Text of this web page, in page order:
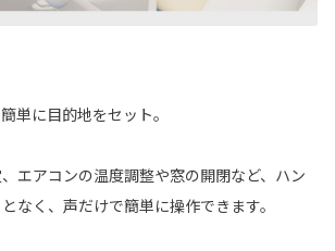
単に目的地をセット。
エアコンの温度調整や窓の開閉など、ハン
なく、声だけで簡単に操作できます。